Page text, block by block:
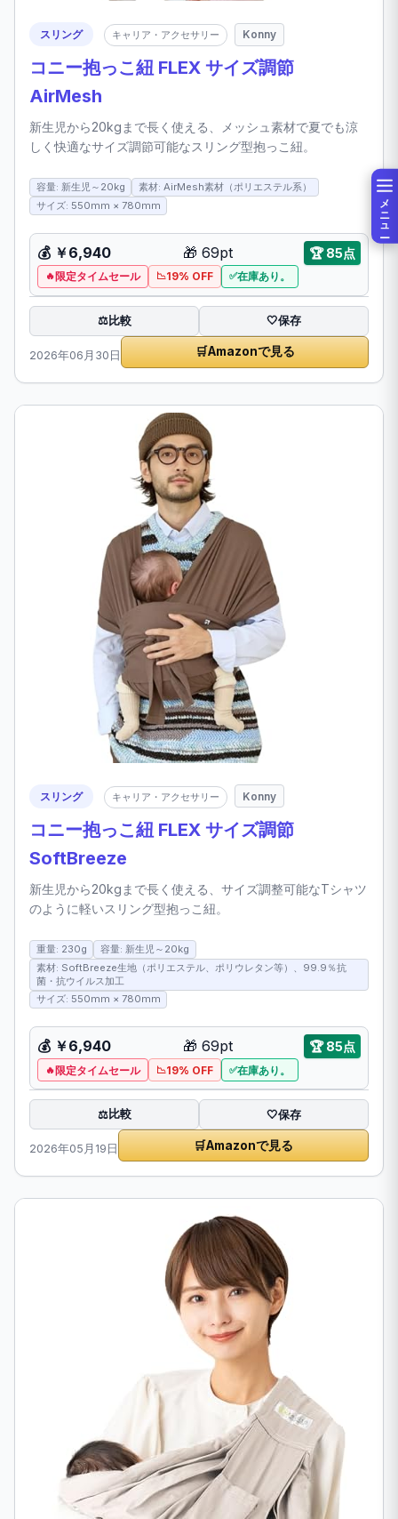
メニュー
スリング キャリア・アクセサリー Konny
コニー抱っこ紐 FLEX サイズ調節
AirMesh
新生児から20kgまで長く使える、メッシュ素材で夏でも涼
しく快適なサイズ調節可能なスリング型抱っこ紐。
容量: 新生児～20kg
素材: AirMesh素材（ポリエステル系）
サイズ: 550mm × 780mm
💰 ￥6,940 🎁 69pt 🏆85点
限定タイムセール 19% OFF 在庫あり。
⚖️比較 🤍保存
2026年06月30日 🛒Amazonで見る
スリング キャリア・アクセサリー Konny
コニー抱っこ紐 FLEX サイズ調節
SoftBreeze
新生児から20kgまで長く使える、サイズ調整可能なTシャツ
のように軽いスリング型抱っこ紐。
重量: 230g
容量: 新生児～20kg
素材: SoftBreeze生地（ポリエステル、ポリウレタン等）、99.9％抗
菌・抗ウイルス加工
サイズ: 550mm × 780mm
💰 ￥6,940 🎁 69pt 🏆85点
限定タイムセール 19% OFF 在庫あり。
⚖️比較 🤍保存
2026年05月19日 🛒Amazonで見る